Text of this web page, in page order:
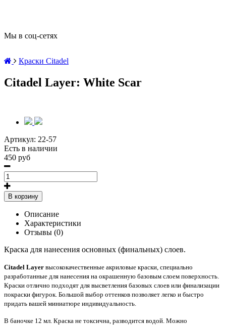
Мы в соц-сетях
Краски Citadel
Citadel Layer: White Scar
Артикул: 22-57
Есть в наличии
450 руб
В корзину
Описание
Характеристики
Отзывы (0)
Краска для нанесения основных (финальных) слоев.
Citadel Layer высококачественные акриловые краски, специально
разработанные для нанесения на окрашенную базовым слоем поверхность.
Краски отлично подходят для высветления базовых слоев или финализации
покраски фигурок. Большой выбор оттенков позволяет легко и быстро
придать вашей миниатюре индивидуальность.
В баночке 12 мл. Краска не токсична, разводится водой. Можно